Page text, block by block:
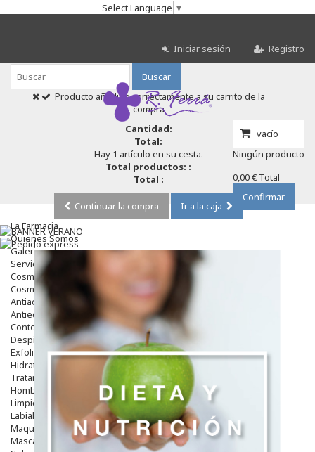
Select Language ▼
Iniciar sesión Registro
Buscar
vacío
Ningún producto
0,00 € Total
Confirmar
Producto añadido correctamente a su carrito de la
compra
Cantidad:
Total:
Hay 1 artículo en su cesta.
Total productos: :
Total :
Continuar la compra
Ir a la caja
La Farmacia
Quienes Somos
Galeria
Servicios
Cosmética
Cosmética Facial
Antiacné
Antiedad
Contorno De Ojos
Despigmentantes
Exfoliantes
Hidratantes
Tratamientos De Noche
Hombre
Limpieza
Labiales
Maquillajes Y Color
Mascarillas